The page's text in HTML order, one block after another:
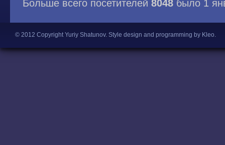
Больше всего посетителей 8048 было 1
© 2012 Copyright Yuriy Shatunov. Style design and programming by Kleo.